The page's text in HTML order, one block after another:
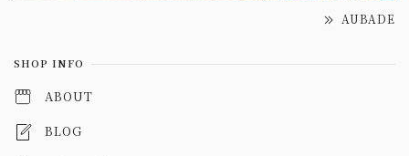
AUBADE
SHOP INFO
ABOUT
BLOG